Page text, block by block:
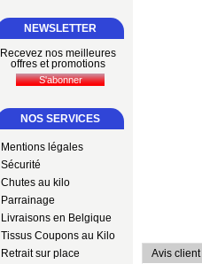
NEWSLETTER
Recevez nos meilleures
offres et promotions
NOS SERVICES
Mentions légales
Sécurité
Chutes au kilo
Parrainage
Livraisons en Belgique
Tissus Coupons au Kilo
Retrait sur place
Avis client